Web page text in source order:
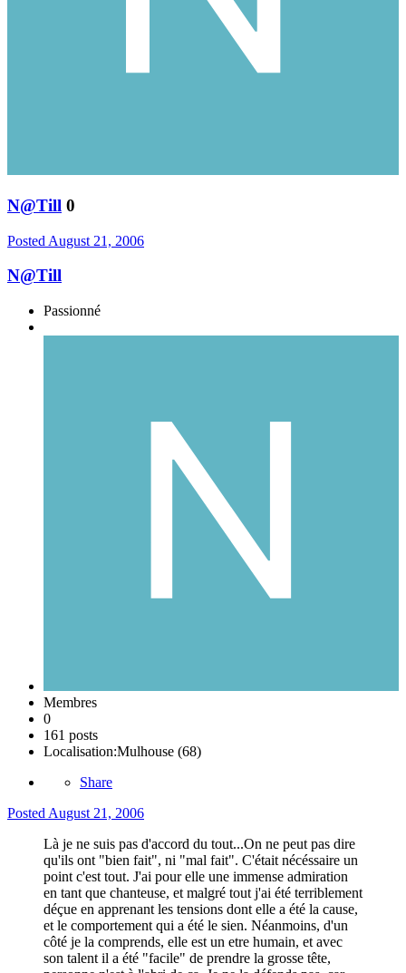
N@Till 0
Posted August 21, 2006
N@Till
Passionné
Membres
0
161 posts
Localisation:Mulhouse (68)
Share
Posted August 21, 2006
Là je ne suis pas d'accord du tout...On ne peut pas dire
qu'ils ont "bien fait", ni "mal fait". C'était nécéssaire un
point c'est tout. J'ai pour elle une immense admiration
en tant que chanteuse, et malgré tout j'ai été terriblement
déçue en apprenant les tensions dont elle a été la cause,
et le comportement qui a été le sien. Néanmoins, d'un
côté je la comprends, elle est un etre humain, et avec
son talent il a été "facile" de prendre la grosse tête,